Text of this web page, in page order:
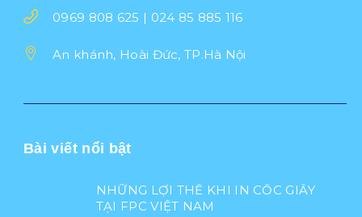
0969 808 625 | 024 85 885 116
An khánh, Hoài Đức, TP.Hà Nội
Bài viết nổi bật
NHỮNG LỢI THẾ KHI IN CỐC GIẤY
TẠI FPC VIỆT NAM